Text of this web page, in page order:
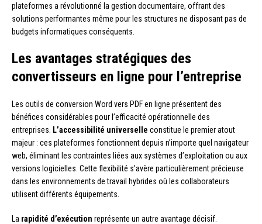
plateformes a révolutionné la gestion documentaire, offrant des
solutions performantes même pour les structures ne disposant pas de
budgets informatiques conséquents.
Les avantages stratégiques des
convertisseurs en ligne pour l’entreprise
Les outils de conversion Word vers PDF en ligne présentent des
bénéfices considérables pour l’efficacité opérationnelle des
entreprises. L’accessibilité universelle constitue le premier atout
majeur : ces plateformes fonctionnent depuis n’importe quel navigateur
web, éliminant les contraintes liées aux systèmes d’exploitation ou aux
versions logicielles. Cette flexibilité s’avère particulièrement précieuse
dans les environnements de travail hybrides où les collaborateurs
utilisent différents équipements.
La rapidité d’exécution représente un autre avantage décisif.